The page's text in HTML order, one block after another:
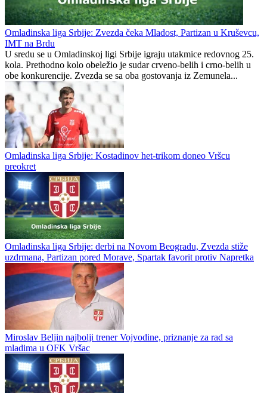
Omladinska liga Srbije: Zvezda čeka Mladost, Partizan u Kruševcu,
IMT na Brdu
U sredu se u Omladinskoj ligi Srbije igraju utakmice redovnog 25.
kola. Prethodno kolo obeležio je sudar crveno-belih i crno-belih u
obe konkurencije. Zvezda se sa oba gostovanja iz Zemunela...
Omladinska liga Srbije: Kostadinov het-trikom doneo Vršcu
preokret
Omladinska liga Srbije: derbi na Novom Beogradu, Zvezda stiže
uzdrmana, Partizan pored Morave, Spartak favorit protiv Napretka
Miroslav Beljin najbolji trener Vojvodine, priznanje za rad sa
mladima u OFK Vršac